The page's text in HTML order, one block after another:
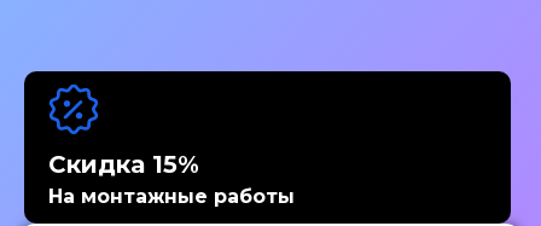
Скидка 15%
На монтажные работы